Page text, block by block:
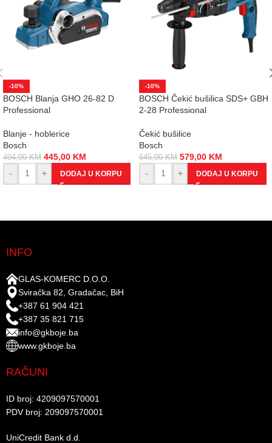
-10%
BOSCH Blanja GHO 26-82 D
Professional
Blanje - hoblerice
Bosch
494,00KM 445,00 KM
-
+ DODAJ U KORPU
-10%
BOSCH Čekić bušilica SDS+ GBH
2-28 Professional
Čekić bušilice
Bosch
645,00KM 579,00 KM
-
+ DODAJ U KORPU
INFO
GLAS-KOMERC D.O.O.
Sviračka 82, Gradačac, BiH
+387 61 904 421
+387 35 821 715
info@gkboje.ba
www.gkboje.ba
RAČUNI
ID broj: 4209097570001​
PDV broj: 209097570001 ​
UniCredit Bank d.d.​